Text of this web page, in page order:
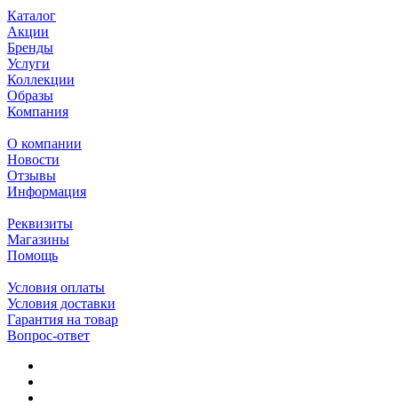
Каталог
Акции
Бренды
Услуги
Коллекции
Образы
Компания
О компании
Новости
Отзывы
Информация
Реквизиты
Магазины
Помощь
Условия оплаты
Условия доставки
Гарантия на товар
Вопрос-ответ